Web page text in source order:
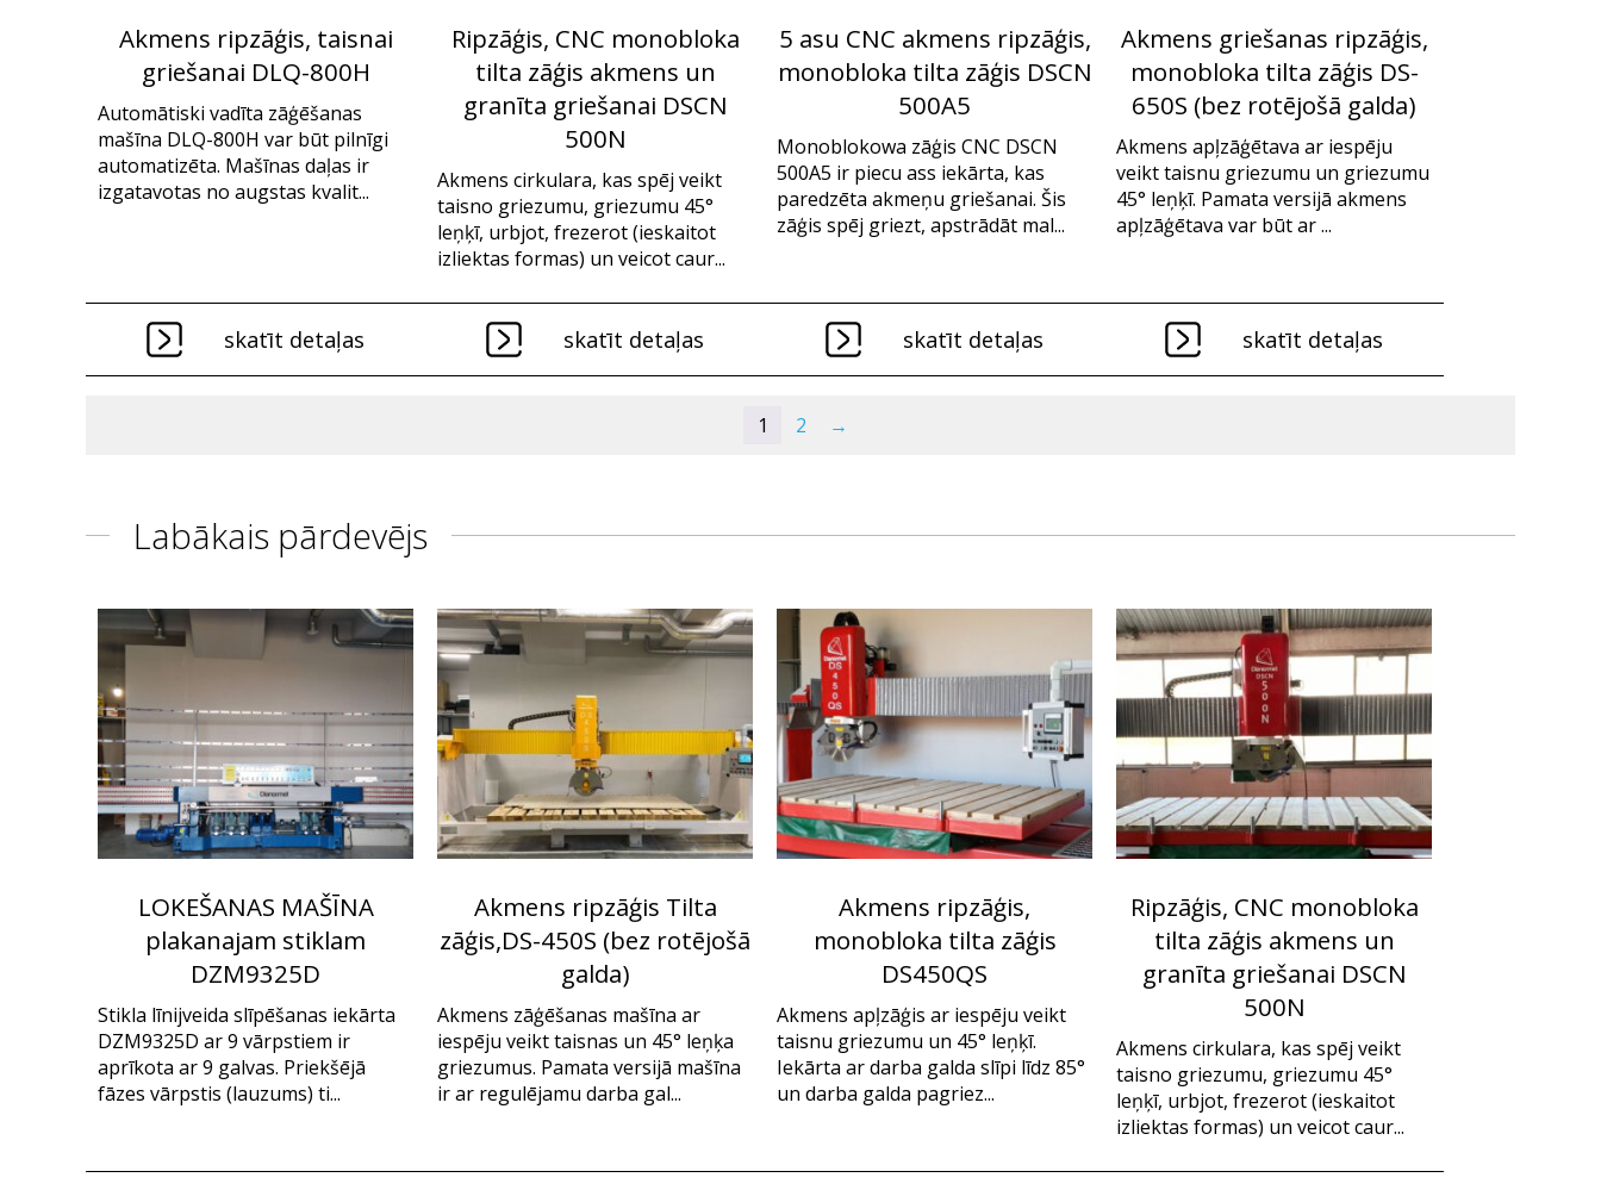
Akmens ripzāģis, taisnai
griešanai DLQ-800H
Automātiski vadīta zāģēšanas
mašīna DLQ-800H var būt pilnīgi
automatizēta. Mašīnas daļas ir
izgatavotas no augstas kvalit...
skatīt detaļas
Ripzāģis, CNC monobloka
tilta zāģis akmens un
granīta griešanai DSCN
500N
Akmens cirkulara, kas spēj veikt
taisno griezumu, griezumu 45°
leņķī, urbjot, frezerot (ieskaitot
izliektas formas) un veicot caur...
skatīt detaļas
5 asu CNC akmens ripzāģis,
monobloka tilta zāģis DSCN
500A5
Monoblokowa zāģis CNC DSCN
500A5 ir piecu ass iekārta, kas
paredzēta akmeņu griešanai. Šis
zāģis spēj griezt, apstrādāt mal...
skatīt detaļas
Akmens griešanas ripzāģis,
monobloka tilta zāģis DS-
650S (bez rotējošā galda)
Akmens apļzāģētava ar iespēju
veikt taisnu griezumu un griezumu
45° leņķī. Pamata versijā akmens
apļzāģētava var būt ar ...
skatīt detaļas
1 2 →
Labākais pārdevējs
LOKEŠANAS MAŠĪNA
plakanajam stiklam
DZM9325D
Stikla līnijveida slīpēšanas iekārta
DZM9325D ar 9 vārpstiem ir
aprīkota ar 9 galvas. Priekšējā
fāzes vārpstis (lauzums) ti...
Akmens ripzāģis Tilta
zāģis,DS-450S (bez rotējošā
galda)
Akmens zāģēšanas mašīna ar
iespēju veikt taisnas un 45° leņķa
griezumus. Pamata versijā mašīna
ir ar regulējamu darba gal...
Akmens ripzāģis,
monobloka tilta zāģis
DS450QS
Akmens apļzāģis ar iespēju veikt
taisnu griezumu un 45° leņķī.
Iekārta ar darba galda slīpi līdz 85°
un darba galda pagriez...
Ripzāģis, CNC monobloka
tilta zāģis akmens un
granīta griešanai DSCN
500N
Akmens cirkulara, kas spēj veikt
taisno griezumu, griezumu 45°
leņķī, urbjot, frezerot (ieskaitot
izliektas formas) un veicot caur...